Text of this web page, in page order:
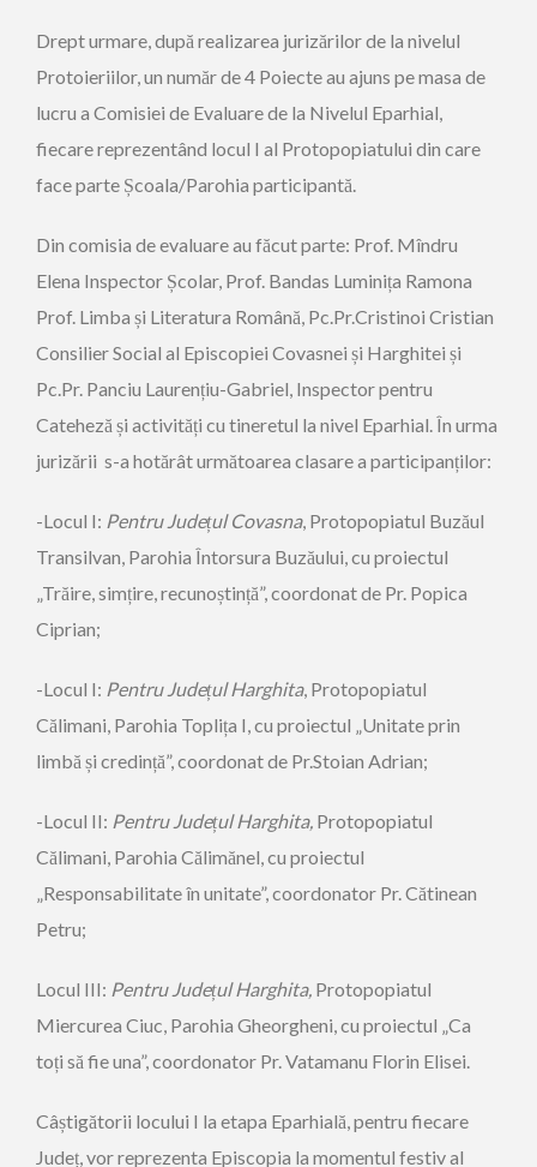
Drept urmare, după realizarea jurizărilor de la nivelul
Protoieriilor, un număr de 4 Poiecte au ajuns pe masa de
lucru a Comisiei de Evaluare de la Nivelul Eparhial,
fiecare reprezentând locul I al Protopopiatului din care
face parte Școala/Parohia participantă.
Din comisia de evaluare au făcut parte: Prof. Mîndru
Elena Inspector Școlar, Prof. Bandas Luminița Ramona
Prof. Limba și Literatura Română, Pc.Pr.Cristinoi Cristian
Consilier Social al Episcopiei Covasnei și Harghitei și
Pc.Pr. Panciu Laurențiu-Gabriel, Inspector pentru
Cateheză și activități cu tineretul la nivel Eparhial. În urma
jurizării s-a hotărât următoarea clasare a participanților:
-Locul I: Pentru Județul Covasna, Protopopiatul Buzăul
Transilvan, Parohia Întorsura Buzăului, cu proiectul
„Trăire, simțire, recunoștință”, coordonat de Pr. Popica
Ciprian;
-Locul I: Pentru Județul Harghita, Protopopiatul
Călimani, Parohia Toplița I, cu proiectul „Unitate prin
limbă și credință”, coordonat de Pr.Stoian Adrian;
-Locul II: Pentru Județul Harghita, Protopopiatul
Călimani, Parohia Călimănel, cu proiectul
„Responsabilitate în unitate”, coordonator Pr. Cătinean
Petru;
Locul III: Pentru Județul Harghita, Protopopiatul
Miercurea Ciuc, Parohia Gheorgheni, cu proiectul „Ca
toți să fie una”, coordonator Pr. Vatamanu Florin Elisei.
Câștigătorii locului I la etapa Eparhială, pentru fiecare
Județ, vor reprezenta Episcopia la momentul festiv al